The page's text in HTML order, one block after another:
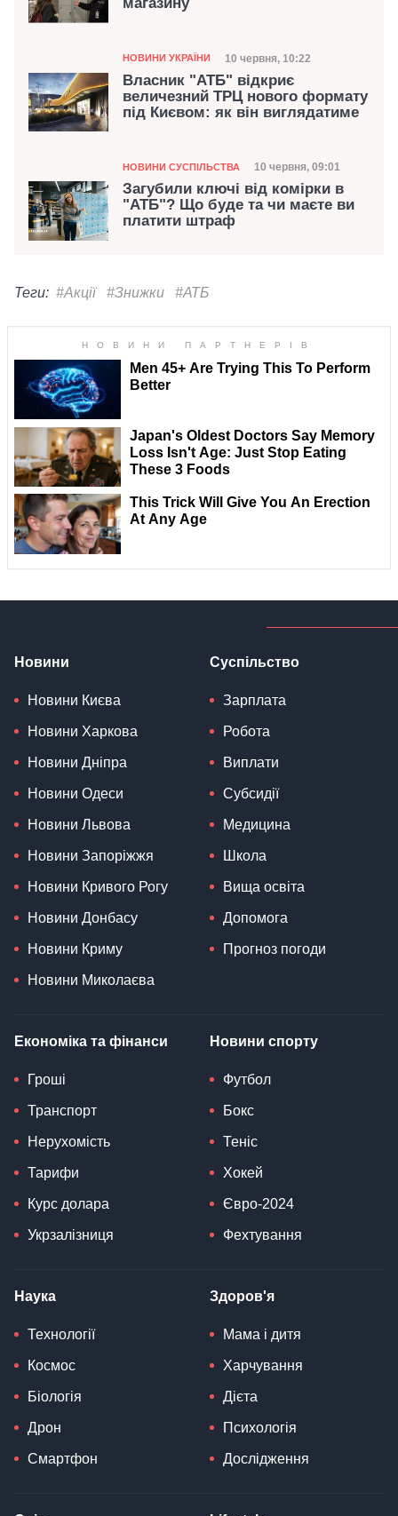
Категорія
НОВИНИ УКРАЇНИ Дата публікації
10 червня, 10:22
Власник "АТБ" відкриє
величезний ТРЦ нового формату
під Києвом: як він виглядатиме
Категорія
НОВИНИ СУСПІЛЬСТВА Дата публікації
10 червня, 09:01
Загубили ключі від комірки в
"АТБ"? Що буде та чи маєте ви
платити штраф
Теги: #Акції #Знижки #АТБ
Новини
Новини Києва
Новини Харкова
Новини Дніпра
Новини Одеси
Новини Львова
Новини Запоріжжя
Новини Кривого Рогу
Новини Донбасу
Новини Криму
Новини Миколаєва
Суспільство
Зарплата
Робота
Виплати
Субсидії
Медицина
Школа
Вища освіта
Допомога
Прогноз погоди
Економіка та фінанси
Гроші
Транспорт
Нерухомість
Тарифи
Курс долара
Укрзалізниця
Новини спорту
Футбол
Бокс
Теніс
Хокей
Євро-2024
Фехтування
Наука
Технології
Космос
Біологія
Дрон
Смартфон
Здоров'я
Мама і дитя
Харчування
Дієта
Психологія
Дослідження